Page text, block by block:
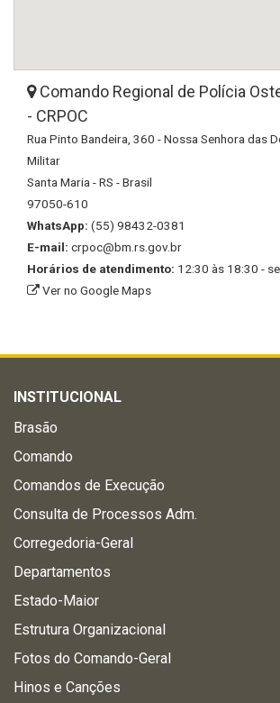
Comando Regional de Polícia
- CRPOC
Rua Pinto Bandeira, 360 - Nossa Senhora das
Militar
Santa Maria - RS - Brasil
97050-610
WhatsApp: (55) 98432-0381
E-mail: crpoc@bm.rs.gov.br
Horários de atendimento: 12:30 às 18:30 -
Ver no Google Maps
INSTITUCIONAL
Brasão
Comando
Comandos de Execução
Consulta de Processos Adm.
Corregedoria-Geral
Departamentos
Estado-Maior
Estrutura Organizacional
Fotos do Comando-Geral
Hinos e Canções